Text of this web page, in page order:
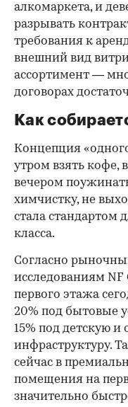
алкомаркета, и
разрывать
требования к
внешний вид
ассортимент —
договорах
Как
Концепция
утром взять кофе,
вечером
химчистку, не
стала стандартом
класса.
Согласно
исследованиям NF
первого этажа
20% под бытовые
15% под детскую и
инфраструктуру.
сейчас в
помещения на
значительно